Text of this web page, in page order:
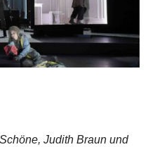
Judith Braun und